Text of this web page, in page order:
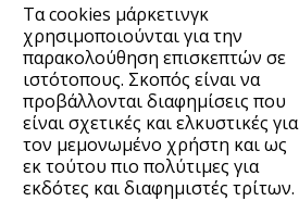
Τα cookies μάρκετινγκ
χρησιμοποιούνται για την
παρακολούθηση επισκεπτών σε
ιστότοπους. Σκοπός είναι να
προβάλλονται διαφημίσεις που
είναι σχετικές και ελκυστικές για
τον μεμονωμένο χρήστη και ως
εκ τούτου πιο πολύτιμες για
εκδότες και διαφημιστές τρίτων.